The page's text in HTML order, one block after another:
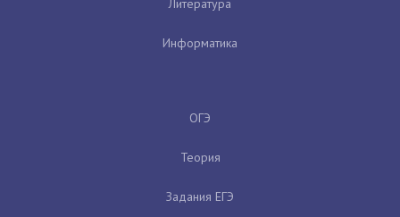
Литература
Информатика
ОГЭ
Теория
Задания ЕГЭ